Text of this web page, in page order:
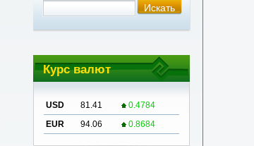
Курс валют
USD 81.41
0.4784
EUR
94.06 0.8684